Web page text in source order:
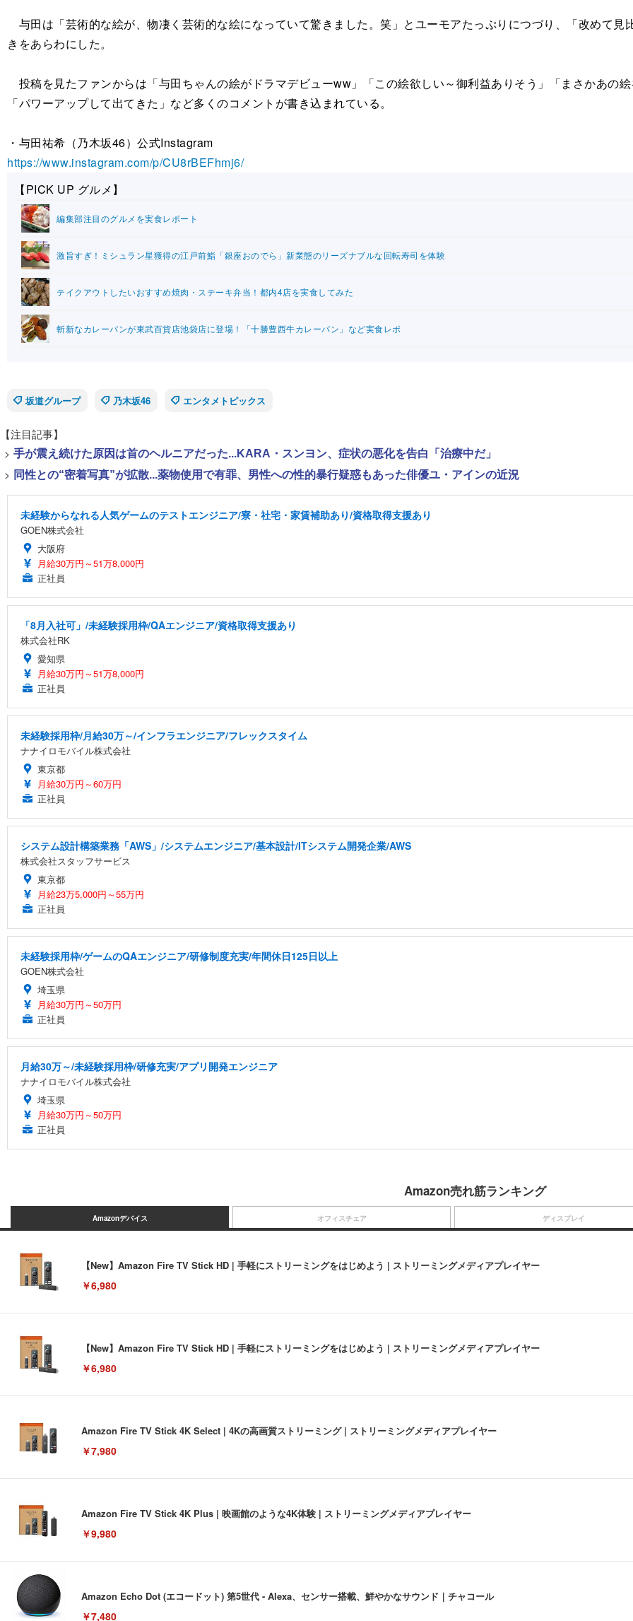
与田は「芸術的な絵が、物凄く芸術的な絵になっていて驚きました。笑」とユーモアたっぷりにつづり、「改めて
きをあらわにした。
投稿を見たファンからは「与田ちゃんの絵がドラマデビューww」「この絵欲しい～御利益ありそう」「まさかあの
「パワーアップして出てきた」など多くのコメントが書き込まれている。
・与田祐希（乃木坂46）公式Instagram
https://www.instagram.com/p/CU8rBEFhmj6/
【PICK UP グルメ】
編集部注目のグルメを実食レポート
激旨すぎ！ミシュラン星獲得の江戸前鮨「銀座おのでら」新業態のリーズナブルな回転寿司を体験
テイクアウトしたいおすすめ焼肉・ステーキ弁当！都内4店を実食してみた
斬新なカレーパンが東武百貨店池袋店に登場！「十勝豊西牛カレーパン」など実食レポ
坂道グループ 乃木坂46 エンタメトピックス
【注目記事】
> 手が震え続けた原因は首のヘルニアだった...KARA・スンヨン、症状の悪化を告白「治療中だ」
> 同性との“密着写真”が拡散...薬物使用で有罪、男性への性的暴行疑惑もあった俳優ユ・アインの近況
未経験からなれる人気ゲームのテストエンジニア/寮・社宅・家賃補助あり/資格取得支援あり
GOEN株式会社
大阪府
月給30万円～51万8,000円
正社員
「8月入社可」/未経験採用枠/QAエンジニア/資格取得支援あり
株式会社RK
愛知県
月給30万円～51万8,000円
正社員
未経験採用枠/月給30万～/インフラエンジニア/フレックスタイム
ナナイロモバイル株式会社
東京都
月給30万円～60万円
正社員
システム設計構築業務「AWS」/システムエンジニア/基本設計/ITシステム開発企業/AWS
株式会社スタッフサービス
東京都
月給23万5,000円～55万円
正社員
未経験採用枠/ゲームのQAエンジニア/研修制度充実/年間休日125日以上
GOEN株式会社
埼玉県
月給30万円～50万円
正社員
月給30万～/未経験採用枠/研修充実/アプリ開発エンジニア
ナナイロモバイル株式会社
埼玉県
月給30万円～50万円
正社員
Amazon売れ筋ランキング
Amazonデバイス
【New】Amazon Fire TV Stick HD | 手軽にストリーミングをはじめよう | ストリーミングメディアプレイヤー
￥6,980
【New】Amazon Fire TV Stick HD | 手軽にストリーミングをはじめよう | ストリーミングメディアプレイヤー
￥6,980
Amazon Fire TV Stick 4K Select | 4Kの高画質ストリーミング | ストリーミングメディアプレイヤー
￥7,980
Amazon Fire TV Stick 4K Plus | 映画館のような4K体験 | ストリーミングメディアプレイヤー
￥9,980
Amazon Echo Dot (エコードット) 第5世代 - Alexa、センサー搭載、鮮やかなサウンド｜チャコール
￥7,480
オフィスチェア ディスプレイ